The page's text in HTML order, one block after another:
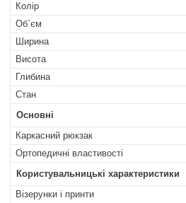
Колір
Об`єм
Ширина
Висота
Глибина
Стан
Основні
Каркасний рюкзак
Ортопедичні властивості
Користувальницькі характеристики
Візерунки і принти